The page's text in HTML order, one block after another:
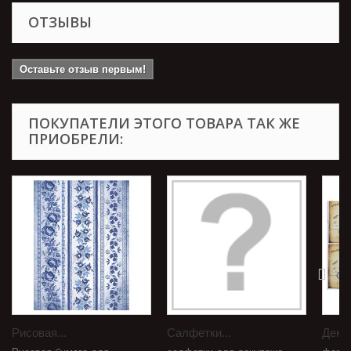
ОТЗЫВЫ
Оставьте отзыв первым!
ПОКУПАТЕЛИ ЭТОГО ТОВАРА ТАК ЖЕ
ПРИОБРЕЛИ:
Рисовая... Салфетки...